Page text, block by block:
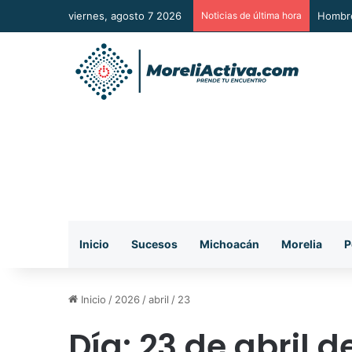
viernes, agosto 7 2026 Noticias de última hora A
Inicio Sucesos Michoacán Morelia
Inicio / 2026 /abril / 23